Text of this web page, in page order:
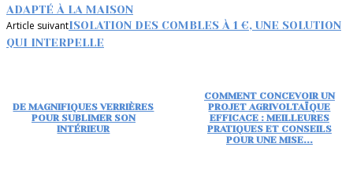
ADAPTÉ À LA MAISON
Article suivantISOLATION DES COMBLES À 1 €, UNE SOLUTION
QUI INTERPELLE
DE MAGNIFIQUES VERRIÈRES
POUR SUBLIMER SON
INTÉRIEUR
COMMENT CONCEVOIR UN
PROJET AGRIVOLTAÏQUE
EFFICACE : MEILLEURES
PRATIQUES ET CONSEILS
POUR UNE MISE...